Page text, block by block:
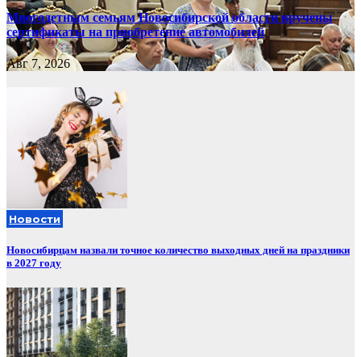
Многодетным семьям Новосибирской области вручены
сертификаты на приобретение автомобилей
Авг 7, 2026
Новости
Новосибирцам назвали точное количество выходных дней на праздники
в 2027 году